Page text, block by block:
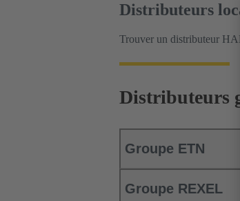
Distributeurs
Trouver un distributeur
Distributeurs
Groupe ETN
Groupe REXEL